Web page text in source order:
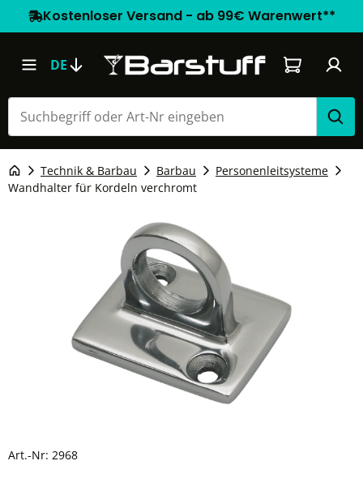
Kostenloser Versand - ab 99€ Warenwert**
DE Warenkorb
Technik & Barbau Barbau
Personenleitsysteme
Wandhalter für Kordeln verchromt
Art.-Nr: 2968